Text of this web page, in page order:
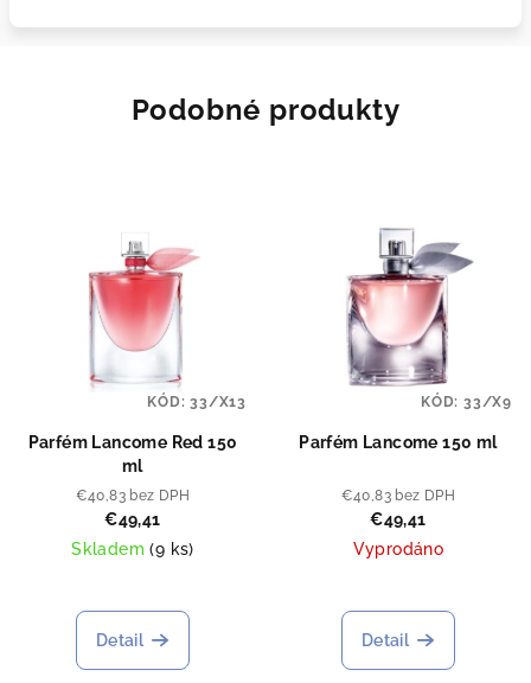
Podobné produkty
Parfém Lancome Red 150
ml
€40,83 bez DPH
€49,41
Skladem(9 ks)
Detail
KÓD:33/X13
Parfém Lancome 150 ml
€40,83 bez DPH
€49,41
Vyprodáno
Detail
KÓD: 33/X9